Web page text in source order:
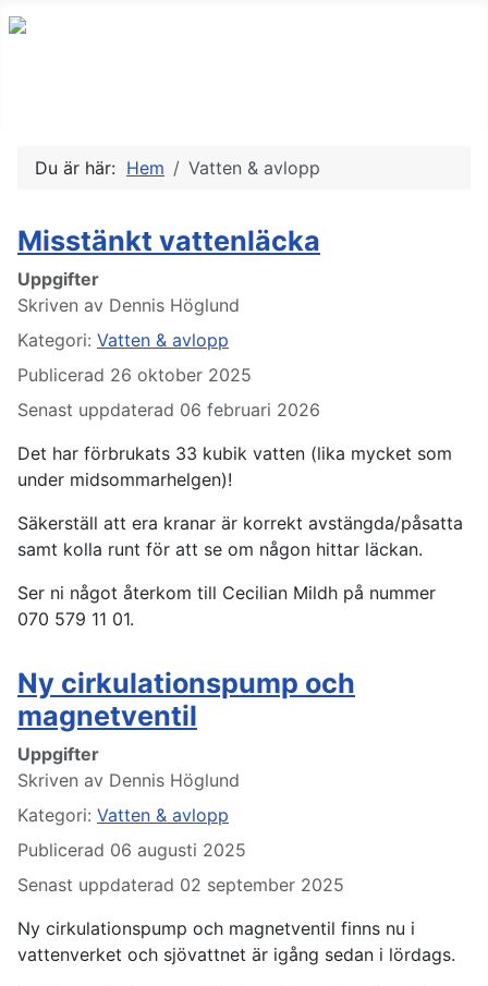
Du är här: Hem Vatten & avlopp
Misstänkt vattenläcka
Uppgifter
Skriven av Dennis Höglund
Kategori: Vatten & avlopp
Publicerad 26 oktober 2025
Senast uppdaterad 06 februari 2026
Det har förbrukats 33 kubik vatten (lika mycket som
under midsommarhelgen)!
Säkerställ att era kranar är korrekt avstängda/påsatta
samt kolla runt för att se om någon hittar läckan.
Ser ni något återkom till Cecilian Mildh på nummer
070 579 11 01.
Ny cirkulationspump och
magnetventil
Uppgifter
Skriven av Dennis Höglund
Kategori: Vatten & avlopp
Publicerad 06 augusti 2025
Senast uppdaterad 02 september 2025
Ny cirkulationspump och magnetventil finns nu i
vattenverket och sjövattnet är igång sedan i lördags.